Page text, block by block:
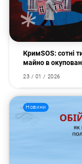
КримSOS: сотні
майно в
23 / 01 / 2026
Новини